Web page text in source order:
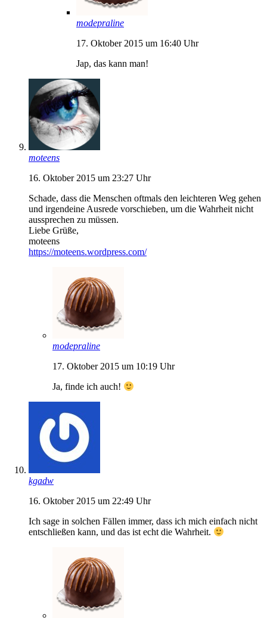
modepraline
17. Oktober 2015 um 16:40 Uhr
Jap, das kann man!
moteens
16. Oktober 2015 um 23:27 Uhr
Schade, dass die Menschen oftmals den leichteren Weg gehen
und irgendeine Ausrede vorschieben, um die Wahrheit nicht
aussprechen zu müssen.
Liebe Grüße,
moteens
https://moteens.wordpress.com/
modepraline
17. Oktober 2015 um 10:19 Uhr
Ja, finde ich auch!
kgadw
16. Oktober 2015 um 22:49 Uhr
Ich sage in solchen Fällen immer, dass ich mich einfach nicht
entschließen kann, und das ist echt die Wahrheit.